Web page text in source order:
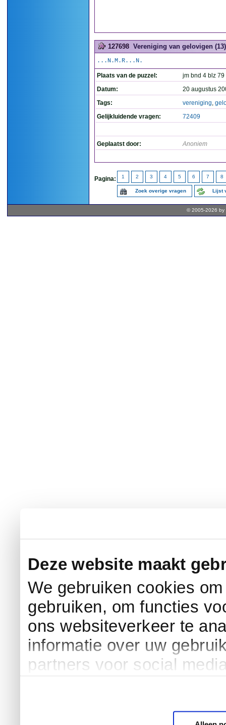
Deze website maakt
We gebruiken cookies
gebruiken, om functies
ons websiteverkeer te
informatie over uw
partners voor social
127698 Vereniging van gelovigen (13)
...N.M.R...N.
Plaats van de puzzel:
jm bnd 4 blz 79
Datum:
20 augustus
Tags:
vereniging,
Gelijkluidende vragen:
72409
Geplaatst door: Anoniem
Pagina: 1 2 3 4 5 6 7 8
Zoek overige vragen Lijst
© 2005-2026 by